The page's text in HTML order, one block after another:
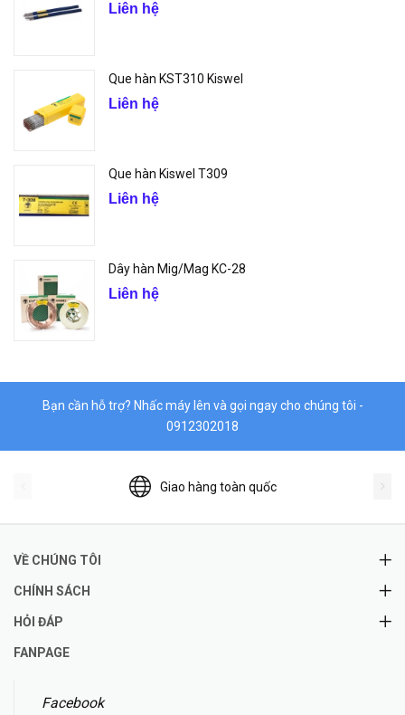
Liên hệ
Que hàn KST310 Kiswel
Liên hệ
Que hàn Kiswel T309
Liên hệ
Dây hàn Mig/Mag KC-28
Liên hệ
Bạn cần hỗ trợ? Nhấc máy lên và gọi ngay cho chúng tôi -
0912302018
Giao hàng toàn quốc
VỀ CHÚNG TÔI
CHÍNH SÁCH
HỎI ĐÁP
FANPAGE
Facebook